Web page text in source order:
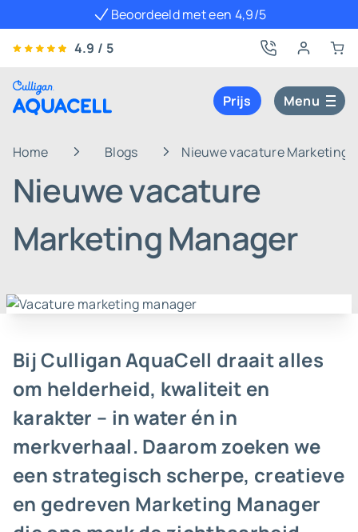
Beoordeeld met een 4,9/5
4.9 / 5
Prijs Menu
Home Blogs Nieuwe vacature Marketing
Nieuwe vacature
Marketing Manager
Bij Culligan AquaCell draait alles
om helderheid, kwaliteit en
karakter – in water én in
merkverhaal. Daarom zoeken we
een strategisch scherpe, creatieve
en gedreven Marketing Manager